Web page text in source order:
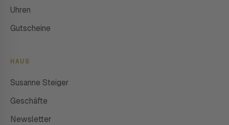
Uhren
Gutscheine
HAUS
Susanne Steiger
Geschäfte
Newsletter